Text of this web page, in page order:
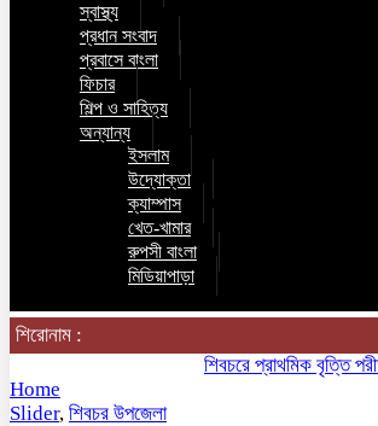
স্বাস্থ্য
প্রধান সংবাদ
প্রবাসে বাংলা
ফিচার
শিল্প ও সাহিত্য
অন্যান্য
ইসলাম
উদ্যোক্তা
ক্যাম্পাস
খেত-খামার
রুপসী বাংলা
মিডিয়াপাড়া
শিরোনাম :
শিবচরে প্রাথমিক বৃত্তি
Home
Slider, শিবচর উপজেলা